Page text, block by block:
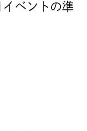
イベントの準